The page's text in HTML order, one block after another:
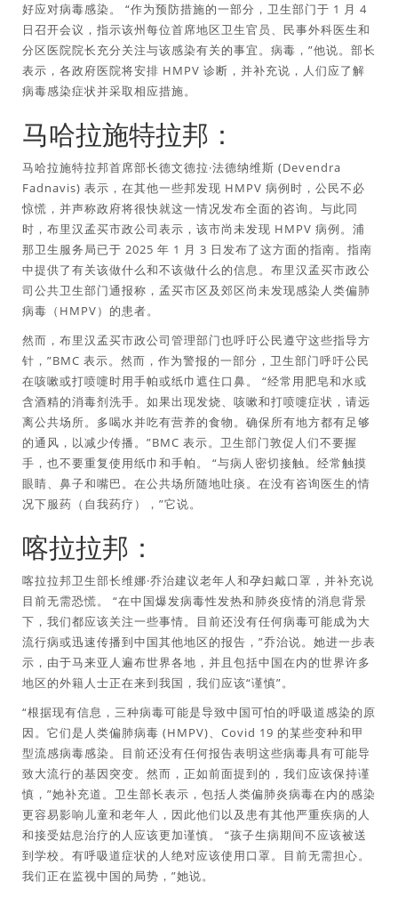
好应对病毒感染。 “作为预防措施的一部分，卫生部门于 1 月 4
日召开会议，指示该州每位首席地区卫生官员、民事外科医生和
分区医院院长充分关注与该感染有关的事宜。病毒，”他说。部长
表示，各政府医院将安排 HMPV 诊断，并补充说，人们应了解
病毒感染症状并采取相应措施。
马哈拉施特拉邦：
马哈拉施特拉邦首席部长德文德拉·法德纳维斯 (Devendra
Fadnavis) 表示，在其他一些邦发现 HMPV 病例时，公民不必
惊慌，并声称政府将很快就这一情况发布全面的咨询。与此同
时，布里汉孟买市政公司表示，该市尚未发现 HMPV 病例。浦
那卫生服务局已于 2025 年 1 月 3 日发布了这方面的指南。指南
中提供了有关该做什么和不该做什么的信息。布里汉孟买市政公
司公共卫生部门通报称，孟买市区及郊区尚未发现感染人类偏肺
病毒（HMPV）的患者。
然而，布里汉孟买市政公司管理部门也呼吁公民遵守这些指导方
针，”BMC 表示。然而，作为警报的一部分，卫生部门呼吁公民
在咳嗽或打喷嚏时用手帕或纸巾遮住口鼻。 “经常用肥皂和水或
含酒精的消毒剂洗手。如果出现发烧、咳嗽和打喷嚏症状，请远
离公共场所。多喝水并吃有营养的食物。确保所有地方都有足够
的通风，以减少传播。”BMC 表示。卫生部门敦促人们不要握
手，也不要重复使用纸巾和手帕。 “与病人密切接触。经常触摸
眼睛、鼻子和嘴巴。在公共场所随地吐痰。在没有咨询医生的情
况下服药（自我药疗），”它说。
喀拉拉邦：
喀拉拉邦卫生部长维娜·乔治建议老年人和孕妇戴口罩，并补充说
目前无需恐慌。 “在中国爆发病毒性发热和肺炎疫情的消息背景
下，我们都应该关注一些事情。目前还没有任何病毒可能成为大
流行病或迅速传播到中国其他地区的报告，”乔治说。她进一步表
示，由于马来亚人遍布世界各地，并且包括中国在内的世界许多
地区的外籍人士正在来到我国，我们应该“谨慎”。
“根据现有信息，三种病毒可能是导致中国可怕的呼吸道感染的原
因。它们是人类偏肺病毒 (HMPV)、Covid 19 的某些变种和甲
型流感病毒感染。目前还没有任何报告表明这些病毒具有可能导
致大流行的基因突变。然而，正如前面提到的，我们应该保持谨
慎，”她补充道。卫生部长表示，包括人类偏肺炎病毒在内的感染
更容易影响儿童和老年人，因此他们以及患有其他严重疾病的人
和接受姑息治疗的人应该更加谨慎。 “孩子生病期间不应该被送
到学校。有呼吸道症状的人绝对应该使用口罩。目前无需担心。
我们正在监视中国的局势，”她说。